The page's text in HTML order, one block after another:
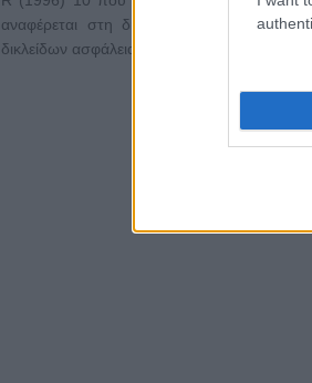
αναφέρεται στη διοίκηση των
δικλείδων ασφάλειας απλώς, αλλά και